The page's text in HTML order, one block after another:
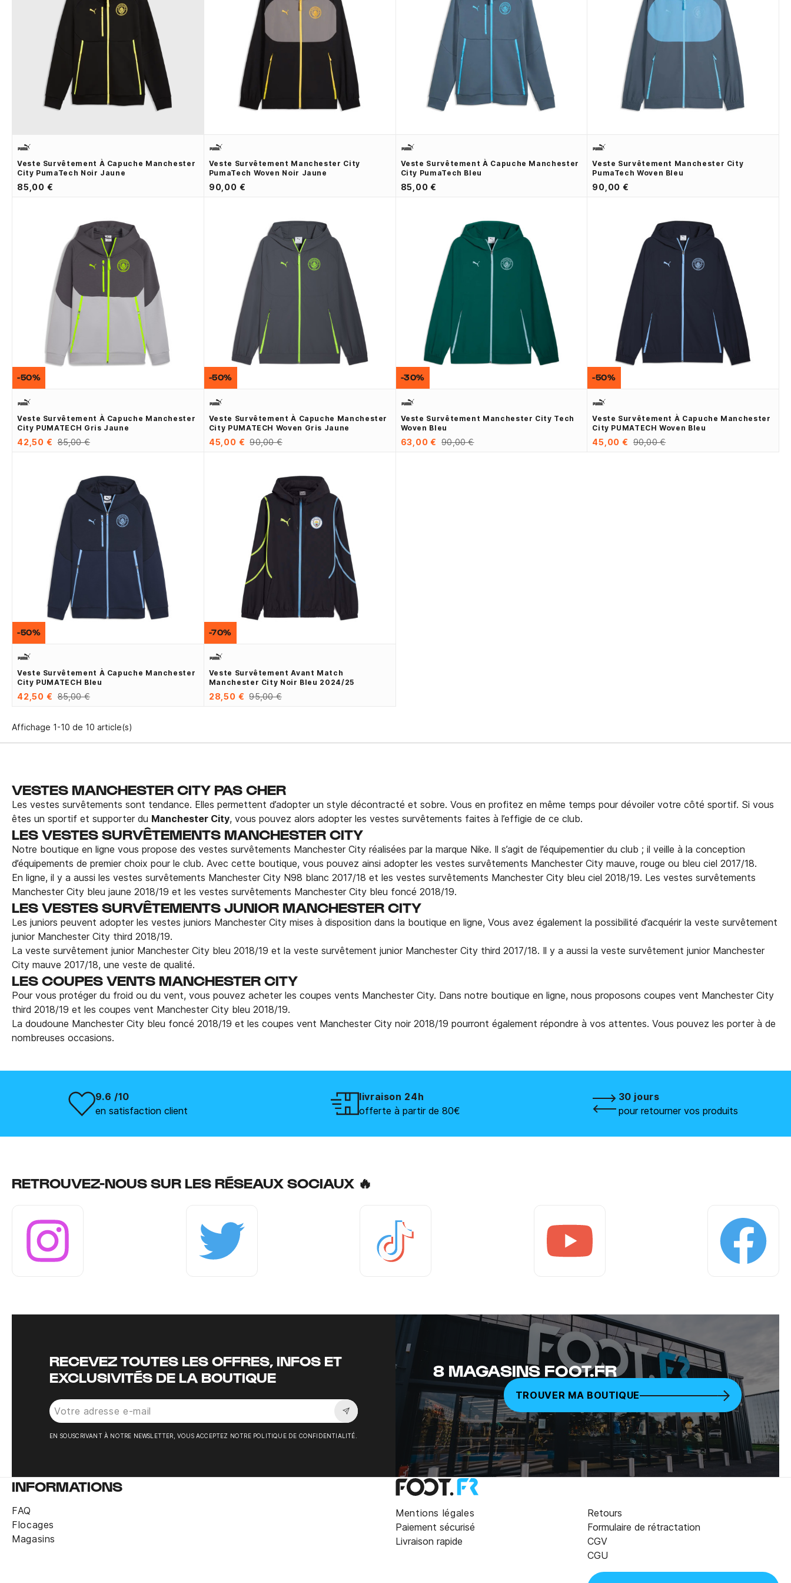
Veste Survêtement À Capuche Manchester
City PumaTech Noir Jaune
85,00 €
Veste Survêtement Manchester City
PumaTech Woven Noir Jaune
90,00 €
Veste Survêtement À Capuche Manchester
City PumaTech Bleu
85,00 €
Veste Survêtement Manchester City
PumaTech Woven Bleu
90,00 €
Veste Survêtement À Capuche Manchester
City PUMATECH Gris Jaune
42,50 € 85,00 €
-50%
Veste Survêtement À Capuche Manchester
City PUMATECH Woven Gris Jaune
45,00 € 90,00 €
-50%
Veste Survêtement Manchester City Tech
Woven Bleu
63,00 € 90,00 €
-30%
Veste Survêtement À Capuche Manchester
City PUMATECH Woven Bleu
45,00 € 90,00 €
-50%
Veste Survêtement À Capuche Manchester
City PUMATECH Bleu
42,50 € 85,00 €
-50%
Veste Survêtement Avant Match
Manchester City Noir Bleu 2024/25
28,50 € 95,00 €
-70%
Affichage 1-10 de 10 article(s)
VESTES MANCHESTER CITY PAS CHER
Les vestes survêtements sont tendance. Elles permettent d’adopter un style décontracté et sobre. Vous en profitez en même temps pour dévoiler votre côté sportif. Si vous
êtes un sportif et supporter du Manchester City, vous pouvez alors adopter les vestes survêtements faites à l’effigie de ce club.
LES VESTES SURVÊTEMENTS MANCHESTER CITY
Notre boutique en ligne vous propose des vestes survêtements Manchester City réalisées par la marque Nike. Il s’agit de l’équipementier du club ; il veille à la conception
d’équipements de premier choix pour le club. Avec cette boutique, vous pouvez ainsi adopter les vestes survêtements Manchester City mauve, rouge ou bleu ciel 2017/18.
En ligne, il y a aussi les vestes survêtements Manchester City N98 blanc 2017/18 et les vestes survêtements Manchester City bleu ciel 2018/19. Les vestes survêtements
Manchester City bleu jaune 2018/19 et les vestes survêtements Manchester City bleu foncé 2018/19.
LES VESTES SURVÊTEMENTS JUNIOR MANCHESTER CITY
Les juniors peuvent adopter les vestes juniors Manchester City mises à disposition dans la boutique en ligne, Vous avez également la possibilité d’acquérir la veste survêtement
junior Manchester City third 2018/19.
La veste survêtement junior Manchester City bleu 2018/19 et la veste survêtement junior Manchester City third 2017/18. Il y a aussi la veste survêtement junior Manchester
City mauve 2017/18, une veste de qualité.
LES COUPES VENTS MANCHESTER CITY
Pour vous protéger du froid ou du vent, vous pouvez acheter les coupes vents Manchester City. Dans notre boutique en ligne, nous proposons coupes vent Manchester City
third 2018/19 et les coupes vent Manchester City bleu 2018/19.
La doudoune Manchester City bleu foncé 2018/19 et les coupes vent Manchester City noir 2018/19 pourront également répondre à vos attentes. Vous pouvez les porter à de
nombreuses occasions.
9.6 /10
en satisfaction client
livraison 24h
offerte à partir de 80€
30 jours
pour retourner vos produits
RETROUVEZ-NOUS SUR LES RÉSEAUX SOCIAUX 🔥
RECEVEZ TOUTES LES OFFRES, INFOS ET
EXCLUSIVITÉS DE LA BOUTIQUE
Souscrire à la newsletter
EN SOUSCRIVANT À NOTRE NEWSLETTER, VOUS ACCEPTEZ NOTRE POLITIQUE DE CONFIDENTIALITÉ.
8 MAGASINS FOOT.FR
TROUVER MA BOUTIQUE
INFORMATIONS
FAQ
Flocages
Magasins
Mentions légales
Paiement sécurisé
Livraison rapide
Retours
Formulaire de rétractation
CGV
CGU